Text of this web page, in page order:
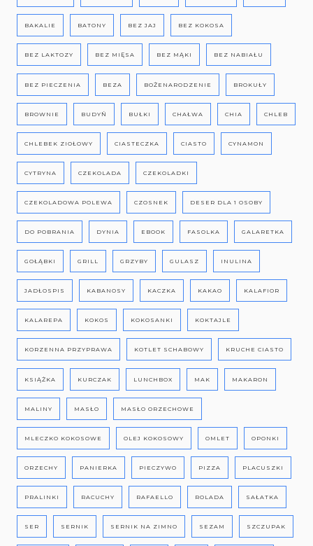
BAKALIE BATONY BEZ JAJ BEZ KOKOSA
BEZ LAKTOZY BEZ MIĘSA BEZ MĄKI BEZ NABIAŁU
BEZ PIECZENIA BEZA BOŻENARODZENIE BROKUŁY
BROWNIE BUDYŃ BUŁKI CHAŁWA CHIA CHLEB
CHLEBEK ZIOŁOWY CIASTECZKA CIASTO CYNAMON
CYTRYNA CZEKOLADA CZEKOLADKI
CZEKOLADOWA POLEWA CZOSNEK DESER DLA 1 OSOBY
DO POBRANIA DYNIA EBOOK FASOLKA GALARETKA
GOŁĄBKI GRILL GRZYBY GULASZ INULINA
JADŁOSPIS KABANOSY KACZKA KAKAO KALAFIOR
KALAREPA KOKOS KOKOSANKI KOKTAJLE
KORZENNA PRZYPRAWA KOTLET SCHABOWY KRUCHE CIASTO
KSIĄŻKA KURCZAK LUNCHBOX MAK MAKARON
MALINY MASŁO MASŁO ORZECHOWE
MLECZKO KOKOSOWE OLEJ KOKOSOWY OMLET OPONKI
ORZECHY PANIERKA PIECZYWO PIZZA PLACUSZKI
PRALINKI RACUCHY RAFAELLO ROLADA SAŁATKA
SER SERNIK SERNIK NA ZIMNO SEZAM SZCZUPAK